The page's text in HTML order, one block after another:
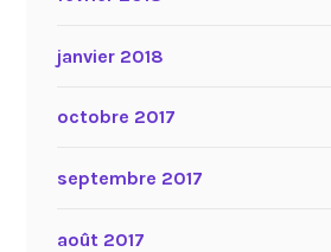
janvier 2018
octobre 2017
septembre 2017
août 2017